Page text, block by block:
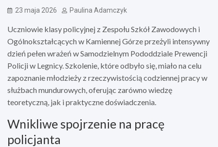
23 maja 2026 Paulina Adamczyk
Uczniowie klasy policyjnej z Zespołu Szkół Zawodowych i
Ogólnokształcących w Kamiennej Górze przeżyli intensywny
dzień pełen wrażeń w Samodzielnym Pododdziale Prewencji
Policji w Legnicy. Szkolenie, które odbyło się, miało na celu
zapoznanie młodzieży z rzeczywistością codziennej pracy w
służbach mundurowych, oferując zarówno wiedzę
teoretyczną, jak i praktyczne doświadczenia.
Wnikliwe spojrzenie na pracę
policjanta